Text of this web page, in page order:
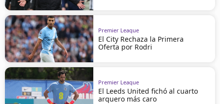
Premier League
El City Rechaza la Primera
Oferta por Rodri
Premier League
El Leeds United fichó al cuarto
arquero más caro